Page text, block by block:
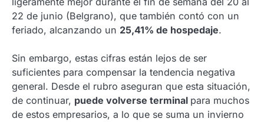
22 de junio (Belgrano), que también contó con un
feriado, alcanzando un 25,41% de hospedaje.
Sin embargo, estas cifras están lejos de ser
suficientes para compensar la tendencia negativa
general. Desde el rubro aseguran que esta situación,
de continuar, puede volverse terminal para muchos
de estos empresarios, a lo que se suma un invierno